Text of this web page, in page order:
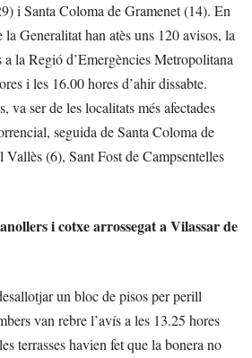
i Santa Coloma de Gramenet (14). En
la Generalitat han atès uns 120 avisos, la
la Regió d’Emergències Metropolitana
i les 16.00 hores d’ahir dissabte.
va ser de les localitats més afectades
seguida de Santa Coloma de
(6), Sant Fost de Campsentelles
i cotxe arrossegat a Vilassar de
un bloc de pisos per perill
van rebre l’avís a les 13.25 hores
terrasses havien fet que la bonera no